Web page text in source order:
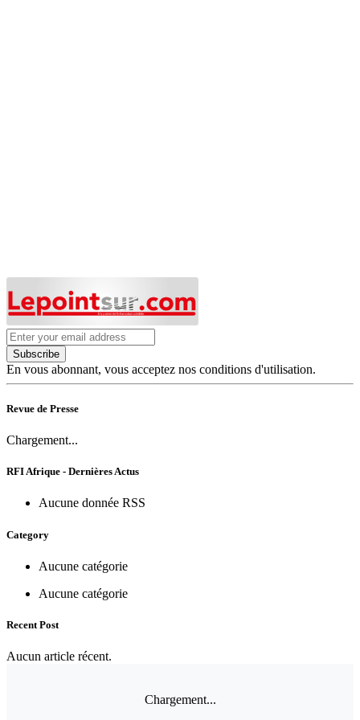
Subscribe
En vous abonnant, vous acceptez nos conditions d'utilisation.
Revue de Presse
Chargement...
RFI Afrique - Dernières Actus
Aucune donnée RSS
Category
Aucune catégorie
Aucune catégorie
Recent Post
Aucun article récent.
Chargement...